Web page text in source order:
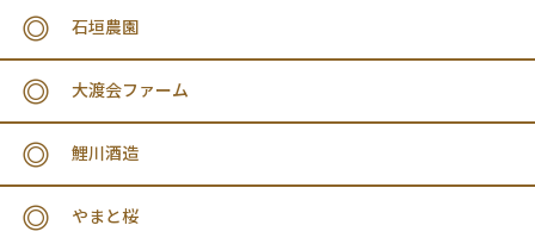
石垣農園
大渡会ファーム
鯉川酒造
やまと桜